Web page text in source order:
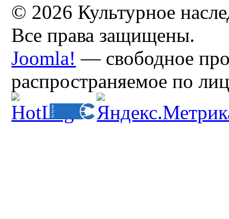
© 2026 Культурное
Все права защищены.
Joomla! — свободное
распространяемое по